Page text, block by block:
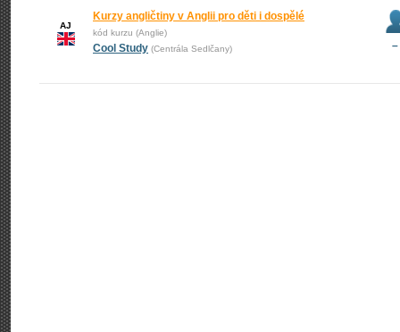
AJ
Kurzy angličtiny v Anglii pro děti i dospělé
kód kurzu (Anglie)
Cool Study (Centrála Sedlčany) –